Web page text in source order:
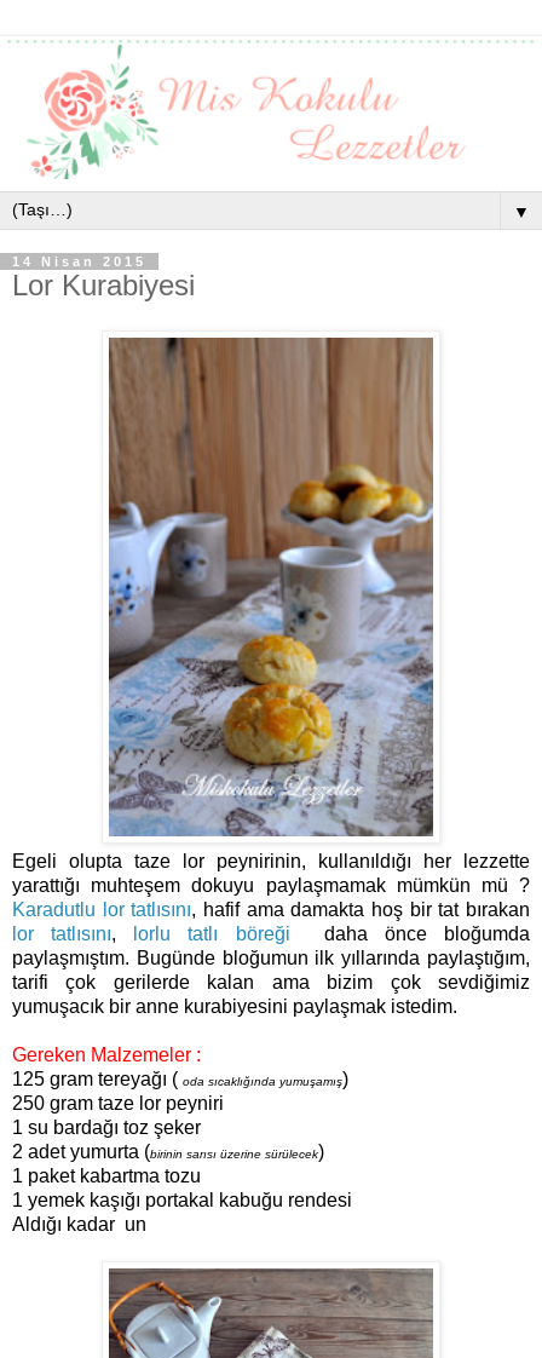
▼
14 Nisan 2015
Lor Kurabiyesi
Egeli olupta taze lor peynirinin, kullanıldığı her lezzette
yarattığı muhteşem dokuyu paylaşmamak mümkün mü ?
Karadutlu lor tatlısını, hafif ama damakta hoş bir tat bırakan
lor tatlısını, lorlu tatlı böreği daha önce bloğumda
paylaşmıştım. Bugünde bloğumun ilk yıllarında paylaştığım,
tarifi çok gerilerde kalan ama bizim çok sevdiğimiz
yumuşacık bir anne kurabiyesini paylaşmak istedim.
Gereken Malzemeler :
125 gram tereyağı ( oda sıcaklığında yumuşamış)
250 gram taze lor peyniri
1 su bardağı toz şeker
2 adet yumurta (birinin sarısı üzerine sürülecek)
1 paket kabartma tozu
1 yemek kaşığı portakal kabuğu rendesi
Aldığı kadar un